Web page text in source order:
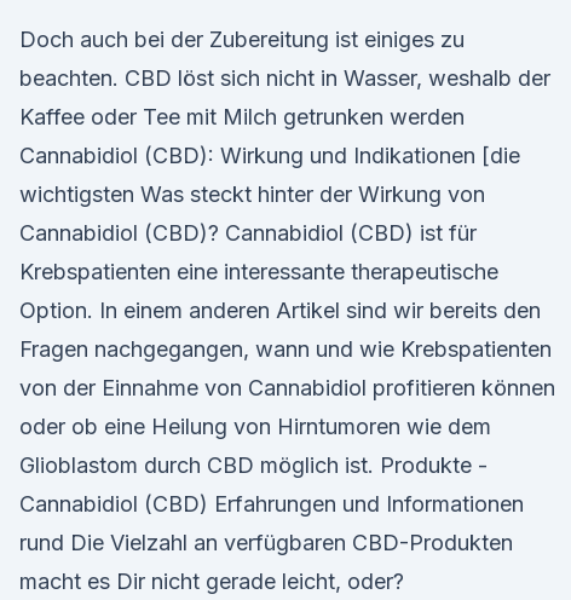
Doch auch bei der Zubereitung ist einiges zu
beachten. CBD löst sich nicht in Wasser, weshalb der
Kaffee oder Tee mit Milch getrunken werden
Cannabidiol (CBD): Wirkung und Indikationen [die
wichtigsten Was steckt hinter der Wirkung von
Cannabidiol (CBD)? Cannabidiol (CBD) ist für
Krebspatienten eine interessante therapeutische
Option. In einem anderen Artikel sind wir bereits den
Fragen nachgegangen, wann und wie Krebspatienten
von der Einnahme von Cannabidiol profitieren können
oder ob eine Heilung von Hirntumoren wie dem
Glioblastom durch CBD möglich ist. Produkte -
Cannabidiol (CBD) Erfahrungen und Informationen
rund Die Vielzahl an verfügbaren CBD-Produkten
macht es Dir nicht gerade leicht, oder?